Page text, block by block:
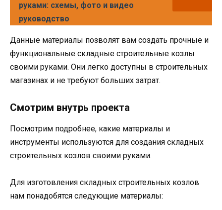
руками: схемы, фото и видео
руководство
Данные материалы позволят вам создать прочные и
функциональные складные строительные козлы
своими руками. Они легко доступны в строительных
магазинах и не требуют больших затрат.
Смотрим внутрь проекта
Посмотрим подробнее, какие материалы и
инструменты используются для создания складных
строительных козлов своими руками.
Для изготовления складных строительных козлов
нам понадобятся следующие материалы: